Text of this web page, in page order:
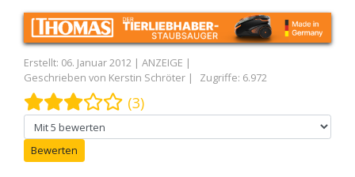
Erstellt: 06. Januar 2012
Geschrieben von Kerstin Schröter Zugriffe: 6.972
Bewertung:3/5 (3)
Bitte bewerten